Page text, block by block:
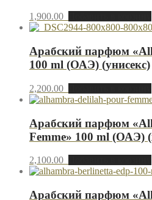
1,900.00
Арабский парфюм
100 ml (ОАЭ) (унисекс)
2,200.00
Арабский парфюм
Femme» 100 ml (ОАЭ)
2,100.00
Арабский парфюм